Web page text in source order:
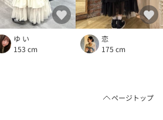
ゆ い
153 cm
恋
175 cm
ページトップ